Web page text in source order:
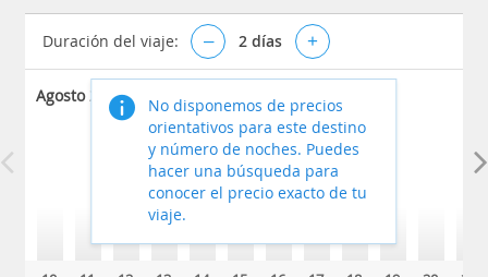
Duración del viaje: – 2 días +
Agosto 2026
No disponemos de precios
orientativos para este destino
y número de noches. Puedes
hacer una búsqueda para
conocer el precio exacto de tu
viaje.